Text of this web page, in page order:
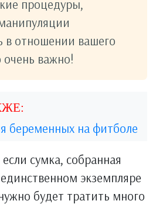
процедуры,
в отношении вашего
важно!
беременных на фитболе
сумка, собранная
экземпляре
будет тратить много